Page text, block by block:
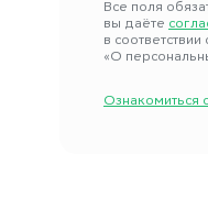
Все поля
вы даёте
в
«О
Ознакомиться